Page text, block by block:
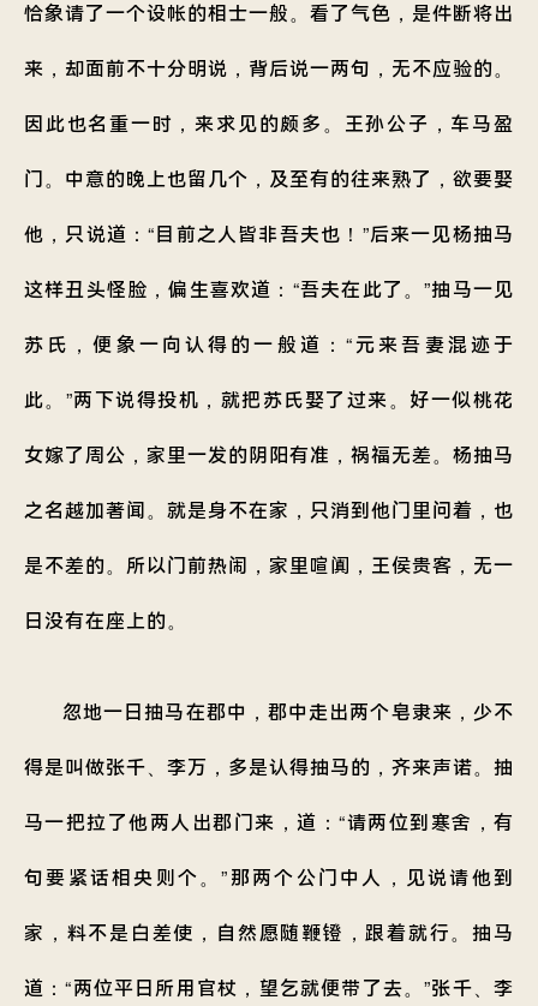
恰象请了一个设帐的相士一般。看了气色，是件断将出
来，却面前不十分明说，背后说一两句，无不应验的。
因此也名重一时，来求见的颇多。王孙公子，车马盈
门。中意的晚上也留几个，及至有的往来熟了，欲要娶
他，只说道：“目前之人皆非吾夫也！”后来一见杨抽马
这样丑头怪脸，偏生喜欢道：“吾夫在此了。”抽马一见
苏氏，便象一向认得的一般道：“元来吾妻混迹于
此。”两下说得投机，就把苏氏娶了过来。好一似桃花
女嫁了周公，家里一发的阴阳有准，祸福无差。杨抽马
之名越加著闻。就是身不在家，只消到他门里问着，也
是不差的。所以门前热闹，家里喧阗，王侯贵客，无一
日没有在座上的。
忽地一日抽马在郡中，郡中走出两个皂隶来，少不
得是叫做张千、李万，多是认得抽马的，齐来声诺。抽
马一把拉了他两人出郡门来，道：“请两位到寒舍，有
句要紧话相央则个。”那两个公门中人，见说请他到
家，料不是白差使，自然愿随鞭镫，跟着就行。抽马
道：“两位平日所用官杖，望乞就便带了去。”张千、李